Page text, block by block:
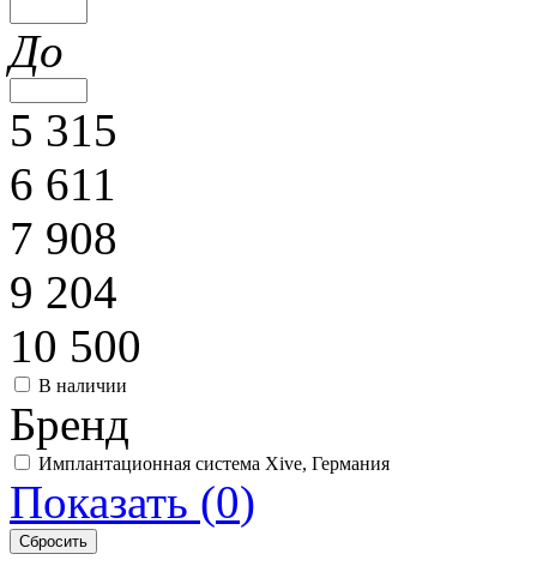
До
5 315
6 611
7 908
9 204
10 500
В наличии
Бренд
Имплантационная система Xive, Германия
Показать (0)